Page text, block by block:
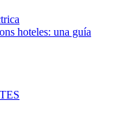
hoteles: una guía